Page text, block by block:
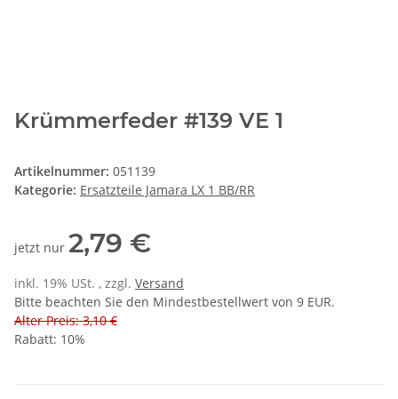
Krümmerfeder #139 VE 1
Artikelnummer: 051139
Kategorie: Ersatzteile Jamara LX 1 BB/RR
jetzt nur 2,79 €
inkl. 19% USt. , zzgl. Versand
Bitte beachten Sie den Mindestbestellwert von 9 EUR.
Alter Preis: 3,10 €
Rabatt: 10%